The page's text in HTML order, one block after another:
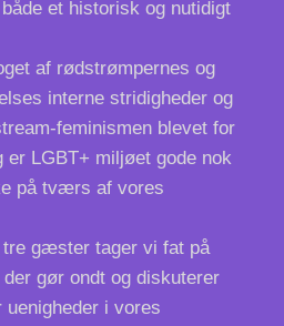
et historisk og nutidigt
af rødstrømpernes og
interne stridigheder og
feminismen blevet for
er LGBT+ miljøet gode nok
på tværs af vores
tre gæster tager vi fat på
gør ondt og diskuterer
uenigheder i vores